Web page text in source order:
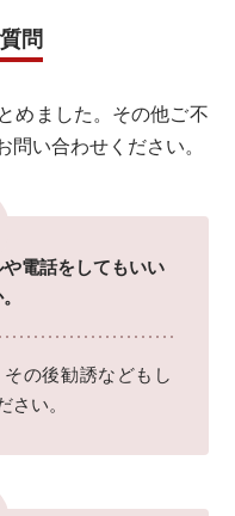
問
めました。 その他ご不
問い合わせください。
電話をしてもいい
の後勧誘などもし
さい。